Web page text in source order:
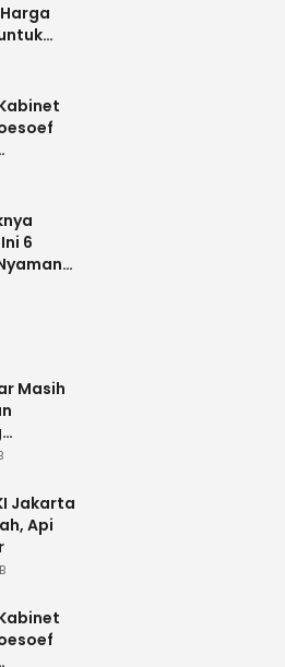
6
Masih
Jakarta
Api